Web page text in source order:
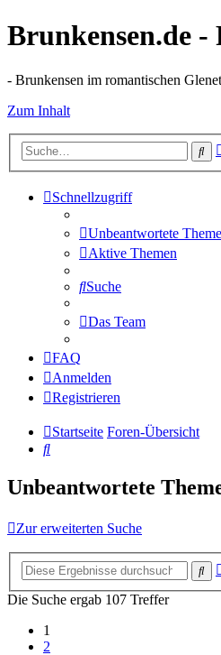
Brunkensen.de -
- Brunkensen im romantischen
Zum Inhalt
Schnellzugriff
Unbeantwortete
Aktive Themen
Suche
Das Team
FAQ
Anmelden
Registrieren
Startseite Foren-Übersicht
Suche
Unbeantwortete
Zur erweiterten Suche
Die Suche ergab 107 Treffer
1
2